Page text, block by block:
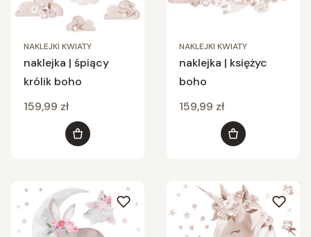
NAKLEJKI KWIATY
naklejka | śpiący
królik boho
Cena
159,99 zł
Do koszyka
NAKLEJKI KWIATY
naklejka | księżyc
boho
Cena
159,99 zł
Do koszyka